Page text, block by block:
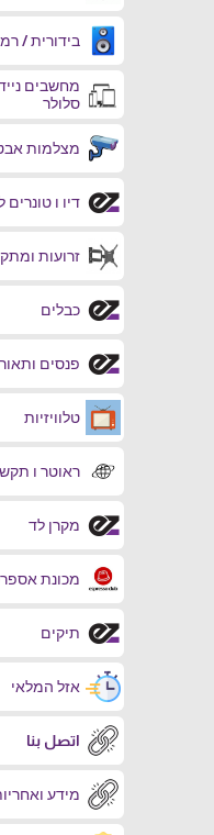
בידורית /
מחשבים
סלולר
מצלמות
דיו ו
זרועות
כבלים
פנסים
טלוויזיות
ראוטר ו
מקרן לד
מכונת
תיקים
אזל המלאי
اتصل بنا
מידע